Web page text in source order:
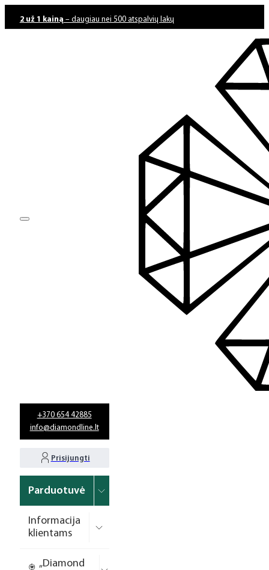
2 už 1 kainą – daugiau nei 500 atspalvių lakų
+370 654 42885
info@diamondline.lt
Prisijungti
Parduotuvė
Informacija
klientams
„Diamond